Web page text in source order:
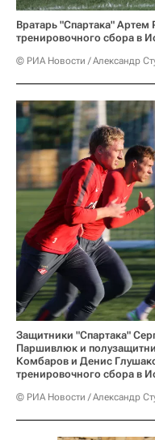
Вратарь "Спартака" Артем
тренировочного сбора в
© РИА Новости / Александр
Защитники "Спартака"
Паршивлюк и
Комбаров и Денис
тренировочного сбора в
© РИА Новости / Александр